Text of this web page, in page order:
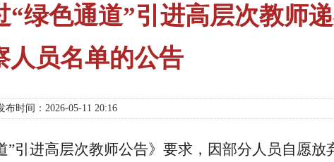
绿色通道”引进高层次教师
人员名单的公告
布时间：2026-05-11 20:16
”引进高层次教师公告》要求， 因部分人员自愿放